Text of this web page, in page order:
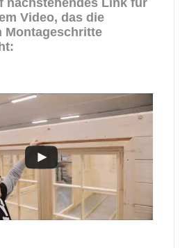
nachstehendes Link für
Video, das die
Montageschritte